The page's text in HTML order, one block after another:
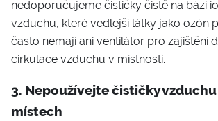
nedoporučujeme čističky čistě na bázi
vzduchu, které vedlejší látky jako ozón
často nemají ani ventilátor pro zajištění
cirkulace vzduchu v místnosti.
3. Nepoužívejte čističky
místech